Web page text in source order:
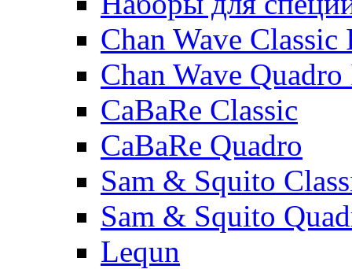
Chan Wave
Chan Wave
CaBaRe Classic
CaBaRe Quadro
Sam & Squito
Sam & Squito
Lequn